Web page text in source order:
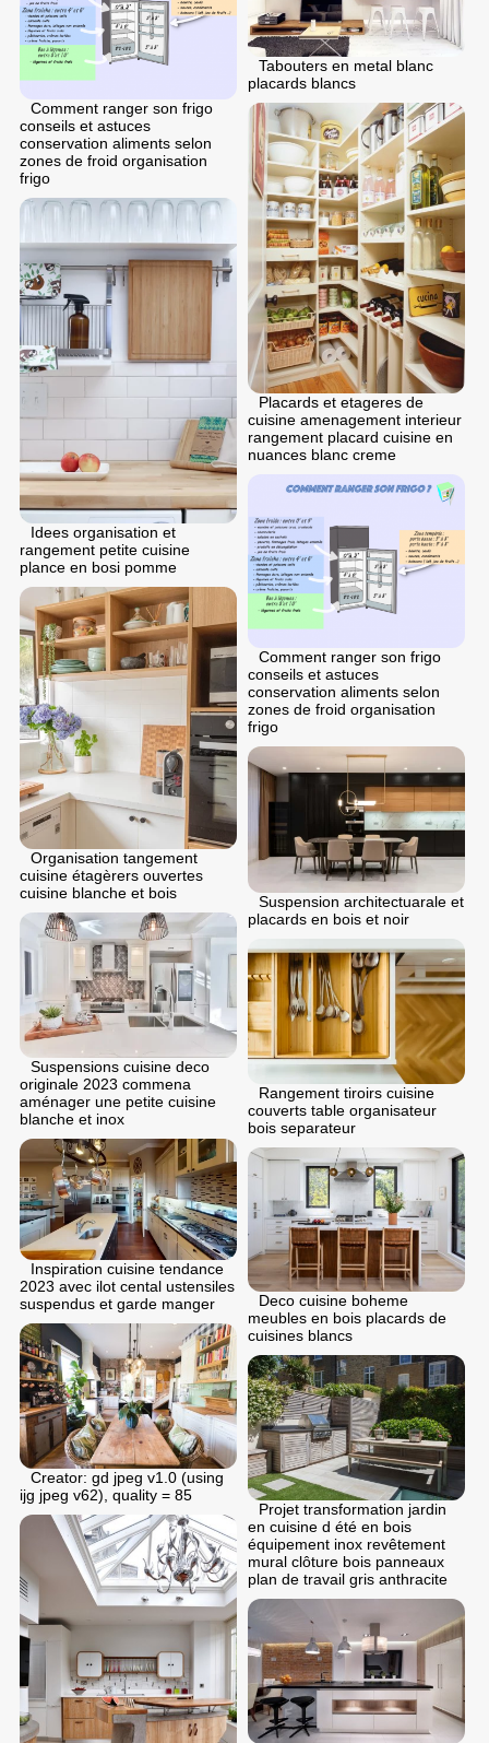
Tabouters en metal blanc
placards blancs
Comment ranger son frigo
conseils et astuces
conservation aliments selon
zones de froid organisation
frigo
Placards et etageres de
cuisine amenagement interieur
rangement placard cuisine en
nuances blanc creme
Idees organisation et
rangement petite cuisine
plance en bosi pomme
Comment ranger son frigo
conseils et astuces
conservation aliments selon
zones de froid organisation
frigo
Organisation tangement
cuisine étagèrers ouvertes
cuisine blanche et bois
Suspension architectuarale et
placards en bois et noir
Suspensions cuisine deco
originale 2023 commena
aménager une petite cuisine
blanche et inox
Rangement tiroirs cuisine
couverts table organisateur
bois separateur
Inspiration cuisine tendance
2023 avec ilot cental ustensiles
suspendus et garde manger
Deco cuisine boheme
meubles en bois placards de
cuisines blancs
Creator: gd jpeg v1.0 (using
ijg jpeg v62), quality = 85
Projet transformation jardin
en cuisine d été en bois
équipement inox revêtement
mural clôture bois panneaux
plan de travail gris anthracite